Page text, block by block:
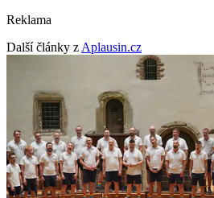
Reklama
Další články z Aplausin.cz